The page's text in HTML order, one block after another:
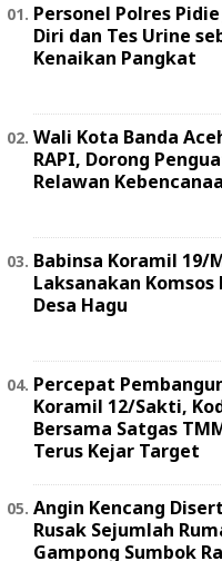
Personel Polres
Diri dan Tes Urine
Kenaikan Pangkat
Wali Kota Banda
RAPI, Dorong
Relawan
Babinsa Koramil 19/
Laksanakan Komsos
Desa Hagu
Percepat
Koramil 12/Sakti,
Bersama Satgas
Terus Kejar Target
Angin Kencang
Rusak Sejumlah
Gampong Sumbok